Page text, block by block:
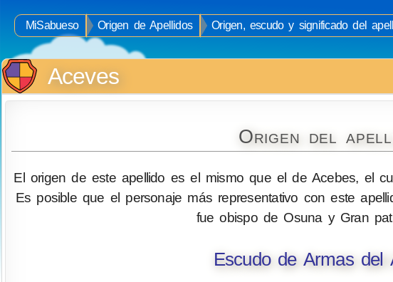
MiSabueso Origen de Apellidos
Origen, escudo y significado del
Aceves
Origen del
El origen de este apellido es el mismo que el de Acebes, el
Es posible que el personaje más representativo con este
fue obispo de Osuna y Gran
Escudo de Armas del